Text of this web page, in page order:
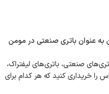
به عنوان باتری صنعتی در مومن
صنعتی، باتری‌های لیفتراک،
را خریداری کنید که هر کدام برای